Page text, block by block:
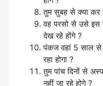
तुम सुबह से क्या कर
वह परसो से उसे इस
देख रहे होंगे ?
पंकज वहां 5 साल से
रहा होगा ?
तुम पांच दिनों से
नहीं जा रहे होगे ?